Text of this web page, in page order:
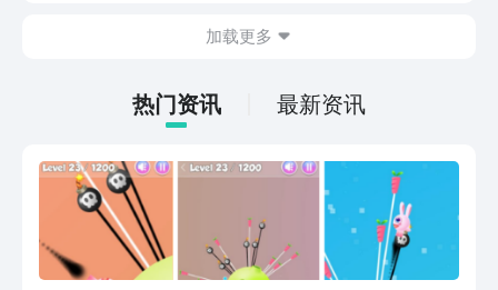
接就可以下载。游戏的上手门槛还是比较
打发无聊的时间，可玩性真的比较高。
加载更多
热门资讯 最新资讯